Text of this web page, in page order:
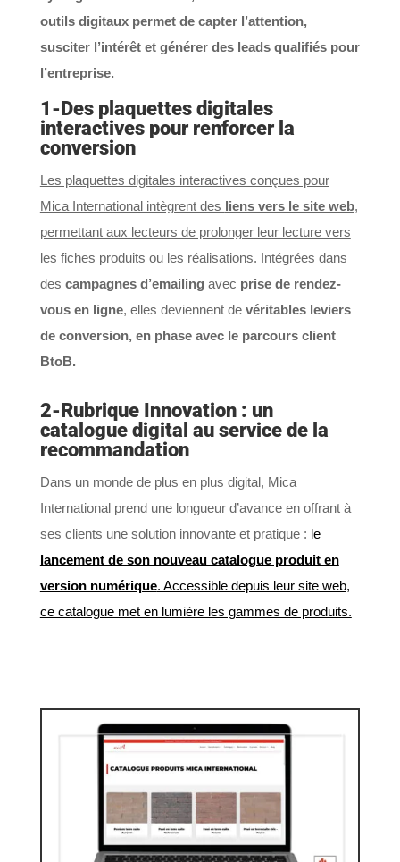
outils digitaux permet de capter l’attention,
susciter l’intérêt et générer des leads qualifiés pour
l’entreprise.
1-Des plaquettes digitales
interactives pour renforcer la
conversion
Les plaquettes digitales interactives conçues pour
Mica International intègrent des liens vers le site web,
permettant aux lecteurs de prolonger leur lecture vers
les fiches produits ou les réalisations. Intégrées dans
des campagnes d’emailing avec prise de rendez-
vous en ligne, elles deviennent de véritables leviers
de conversion, en phase avec le parcours client
BtoB.
2-Rubrique Innovation : un
catalogue digital au service de la
recommandation
Dans un monde de plus en plus digital, Mica
International prend une longueur d’avance en offrant à
ses clients une solution innovante et pratique : le
lancement de son nouveau catalogue produit en
version numérique. Accessible depuis leur site web,
ce catalogue met en lumière les gammes de produits.